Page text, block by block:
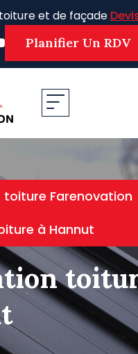
et de façade
Planifier Un RDV
toiture Farenovation
à Hannut